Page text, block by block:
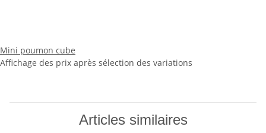
Mini poumon cube
Affichage des prix après sélection des variations
Articles similaires